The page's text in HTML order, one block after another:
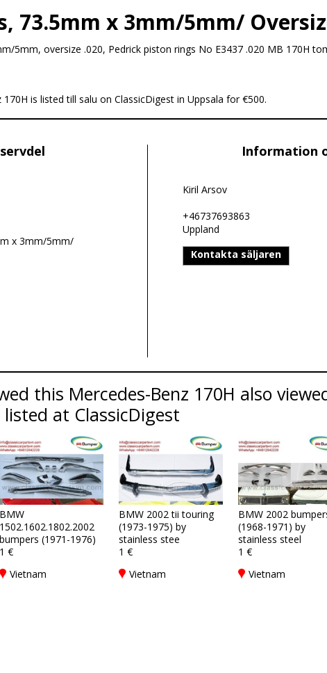
73.5mm x 3mm/5mm/
5mm, oversize .020, Pedrick piston rings No E3437 .020 MB 170H
is listed till salu on ClassicDigest in Uppsala for €500.
x 3mm/5mm/
Information
Kiril Arsov
+46737693863
Uppland
Kontakta säljaren
this Mercedes-Benz 170H also
listed at ClassicDigest
BMW
1502.1602.1802.2002
bumpers (1971-1976)
1 €
Vietnam
BMW 2002 tii touring
(1973-1975) by
stainless stee
1 €
Vietnam
BMW 2002
(1968-1971) by
stainless steel
1 €
Vietnam